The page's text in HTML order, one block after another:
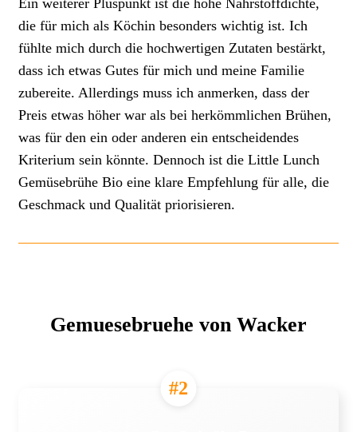
Ein weiterer Pluspunkt ist die hohe Nährstoffdichte,
die für mich als Köchin besonders wichtig ist. Ich
fühlte mich durch die hochwertigen Zutaten bestärkt,
dass ich etwas Gutes für mich und meine Familie
zubereite. Allerdings muss ich anmerken, dass der
Preis etwas höher war als bei herkömmlichen Brühen,
was für den ein oder anderen ein entscheidendes
Kriterium sein könnte. Dennoch ist die Little Lunch
Gemüsebrühe Bio eine klare Empfehlung für alle, die
Geschmack und Qualität priorisieren.
Gemuesebruehe von Wacker
#2